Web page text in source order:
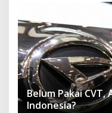
Belum Pakai
Indonesia?